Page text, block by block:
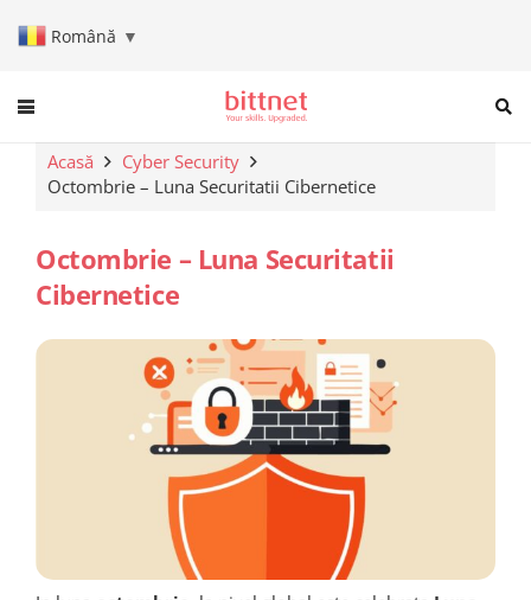
Română ▼
When autocomplete results
Acasă
Cyber Security
Octombrie – Luna Securitatii Cibernetice
Octombrie – Luna Securitatii
Cibernetice